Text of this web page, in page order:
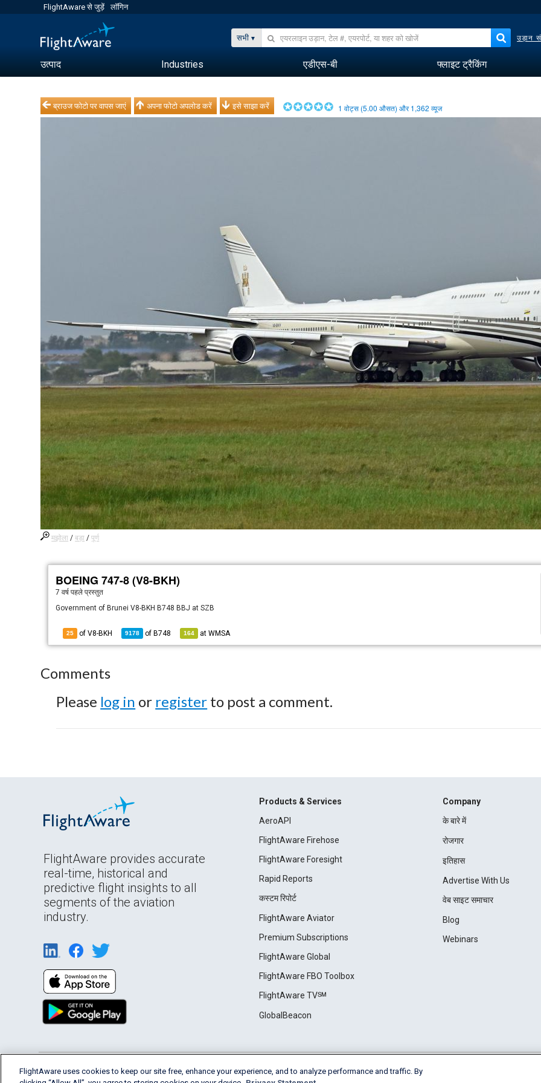
FlightAware से जुड़ें लॉगिन
सभी उड़ान
उत्पाद Industries एडीएस-बी फ्लाइट ट्रैकिंग
ब्राउज फोटो पर वापस जाएं अपना फोटो अपलोड करें इसे साझा करें 1 वोट्स (5.00 औसत) और1,362 व्यूज
मझोला /बड़ा /पूर्ण
BOEING 747-8 (V8-BKH)
7 वर्ष पहले प्रस्तुत
Government of Brunei V8-BKH B748 BBJ at SZB
25 of V8-BKH 9178 of B748 164 atWMSA
Comments
Please log in or register to post a comment.
FlightAware provides accurate
real-time, historical and
predictive flight insights to all
segments of the aviation
industry.
Products & Services
AeroAPI
FlightAware Firehose
FlightAware Foresight
Rapid Reports
कस्टम रिपोर्ट
FlightAware Aviator
Premium Subscriptions
FlightAware Global
FlightAware FBO Toolbox
FlightAware TV℠
GlobalBeacon
Company
के बारे में
रोजगार
इतिहास
Advertise With Us
वेब साइट समाचार
Blog
Webinars
English (USA) 2026 FlightAware Terms of Use Privacy Cookie Settings
FlightAware uses cookies to keep our site free, enhance your experience, and to analyze performance and traffic. By